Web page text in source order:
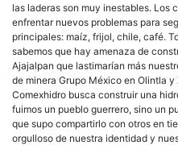
las laderas son muy inestables. Los
enfrentar nuevos problemas para
principales: maíz, frijol, chile, café.
sabemos que hay amenaza de
Ajajalpan que lastimarían más
de minera Grupo México en Olintla
Comexhidro busca construir una
fuimos un pueblo guerrero, sino un
que supo compartirlo con otros en
orgulloso de nuestra identidad y